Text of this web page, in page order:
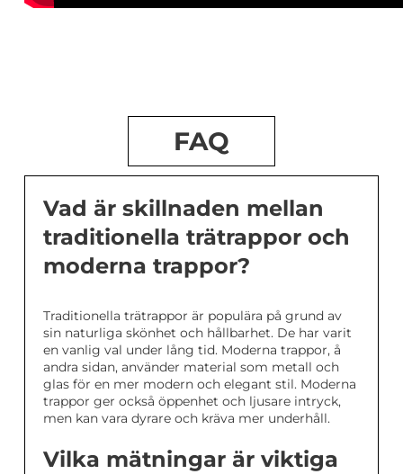
FAQ
Vad är skillnaden mellan
traditionella trätrappor och
moderna trappor?
Traditionella trätrappor är populära på grund av
sin naturliga skönhet och hållbarhet. De har varit
en vanlig val under lång tid. Moderna trappor, å
andra sidan, använder material som metall och
glas för en mer modern och elegant stil. Moderna
trappor ger också öppenhet och ljusare intryck,
men kan vara dyrare och kräva mer underhåll.
Vilka mätningar är viktiga